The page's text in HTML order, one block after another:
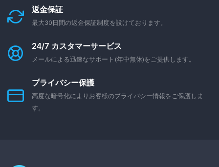
返金保証
最大30日間の返金保証制度を設けております。
24/7 カスタマーサービス
メールによる迅速なサポート(年中無休)をご提供します。
プライバシー保護
高度な暗号化によりお客様のプライバシー情報をご保護しま
す。